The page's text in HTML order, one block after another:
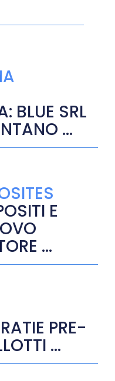
BLUE SRL
...
E
...
PRE-
...